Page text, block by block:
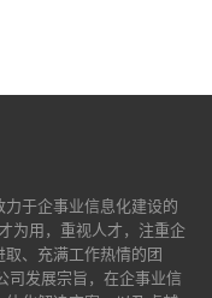
于企事业信息化建设的
为用，重视人才，注重企
、充满工作热情的团
司发展宗旨，在企事业信